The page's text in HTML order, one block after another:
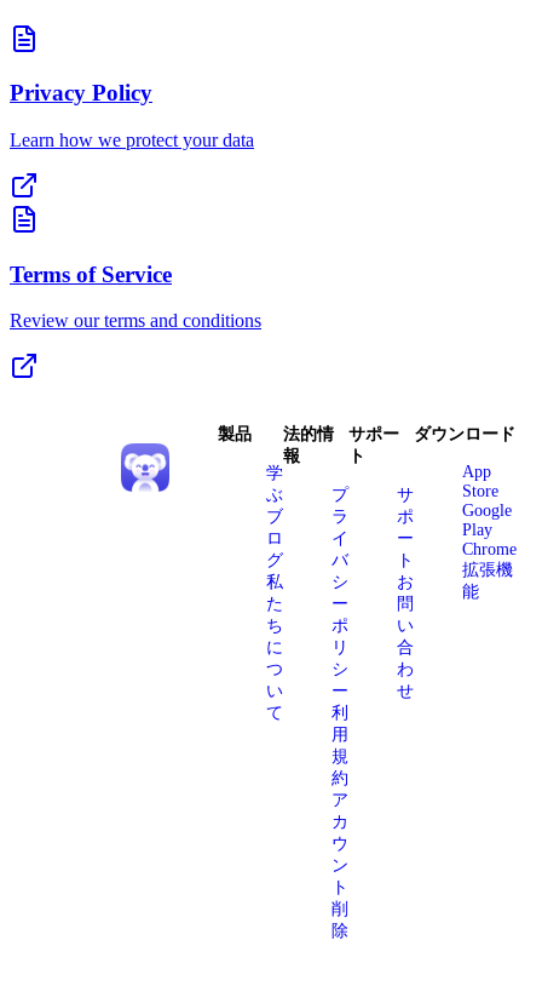
Privacy Policy
Learn how we protect your data
Terms of Service
Review our terms and conditions
製品
学
ぶ
ブ
ロ
グ
私
た
ち
に
つ
い
て
法的情
報
プ
ラ
イ
バ
シ
ー
ポ
リ
シ
ー
利
用
規
約
ア
カ
ウ
ン
ト
削
除
サポー
ト
サ
ポ
ー
ト
お
問
い
合
わ
せ
ダウンロード
App
Store
Google
Play
Chrome
拡張機
能